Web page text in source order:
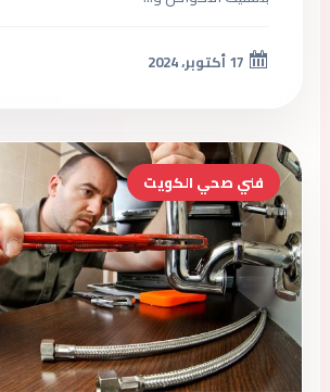
فني صحي الكويت